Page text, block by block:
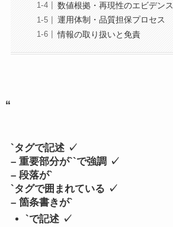
数値根拠・再現性のエビデンス
運用体制・品質担保プロセス
情報の取り扱いと免責
“
`タグで記述 ✓
– 重要部分が``で強調 ✓
– 段落が`
`タグで囲まれている ✓
– 箇条書きが`
`で記述 ✓